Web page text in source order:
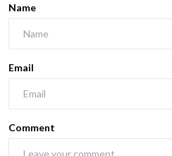
Name
Email
Comment